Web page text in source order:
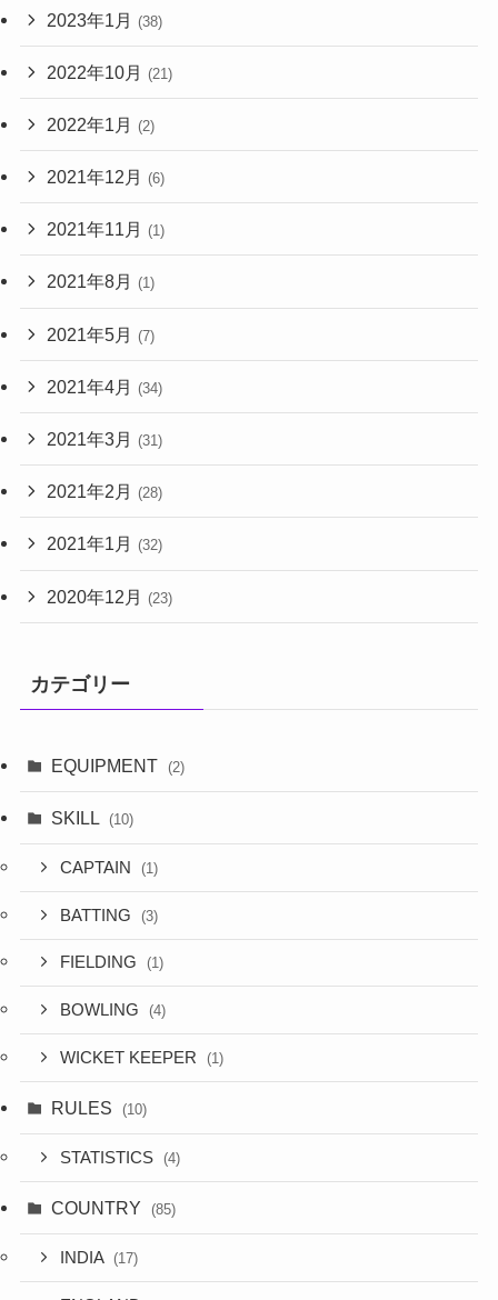
2023年1月 (38)
2022年10月 (21)
2022年1月 (2)
2021年12月 (6)
2021年11月 (1)
2021年8月 (1)
2021年5月 (7)
2021年4月 (34)
2021年3月 (31)
2021年2月 (28)
2021年1月 (32)
2020年12月 (23)
カテゴリー
EQUIPMENT (2)
SKILL (10)
CAPTAIN (1)
BATTING (3)
FIELDING (1)
BOWLING (4)
WICKET KEEPER (1)
RULES (10)
STATISTICS (4)
COUNTRY (85)
INDIA (17)